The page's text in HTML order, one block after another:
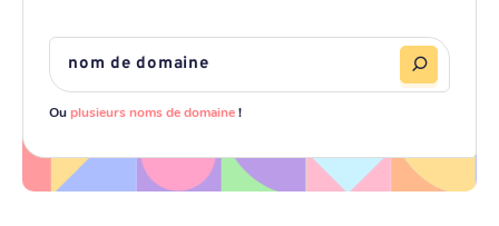
Ouplusieurs noms de domaine!